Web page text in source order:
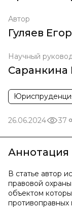
Автор
Гуляев
Научный
26.06.2024 37
Аннотация
В статье автор
правовой
объектом
противоправных